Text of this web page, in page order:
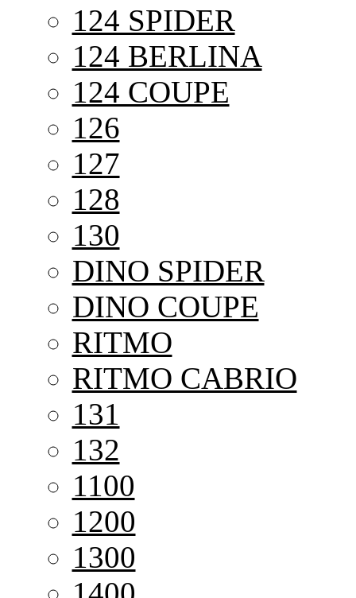
124 SPIDER
124 BERLINA
124 COUPE
126
127
128
130
DINO SPIDER
DINO COUPE
RITMO
RITMO CABRIO
131
132
1100
1200
1300